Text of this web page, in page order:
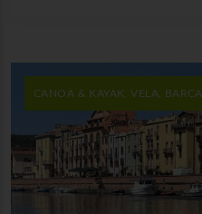
CANOA & KAYAK, VELA, BARCA